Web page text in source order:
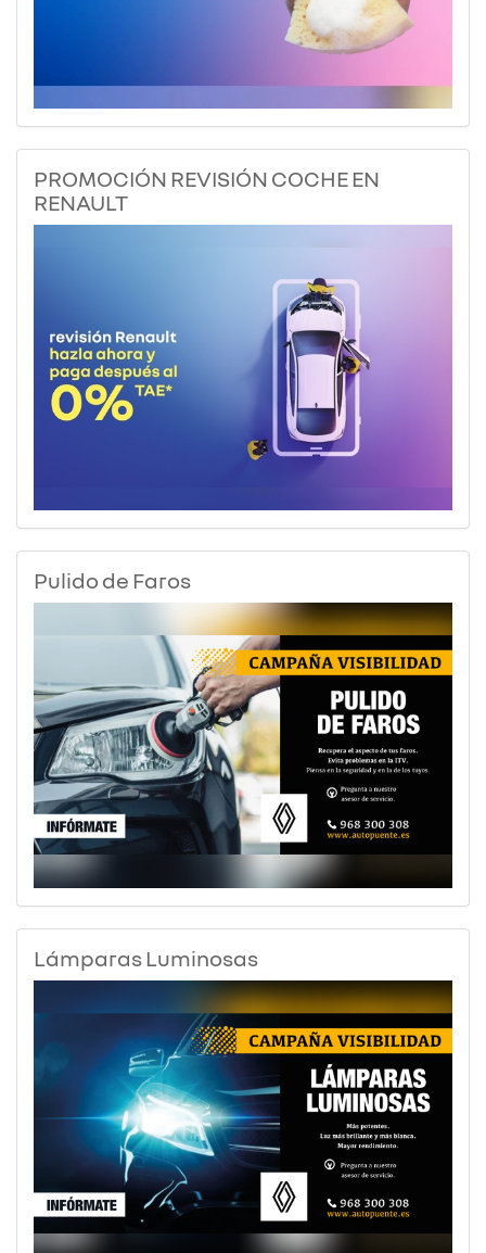
PROMOCIÓN REVISIÓN COCHE EN
RENAULT
Pulido de Faros
Lámparas Luminosas